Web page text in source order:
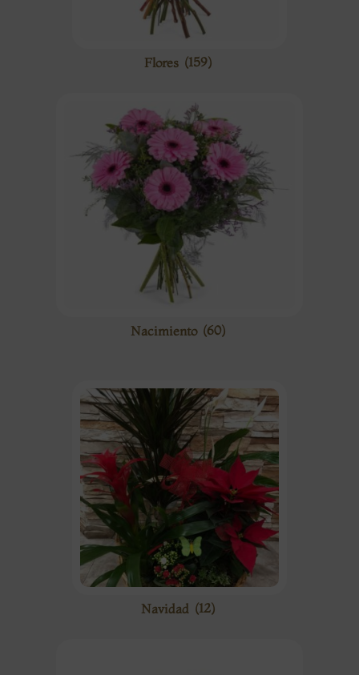
Flores (159)
Nacimiento (60)
Navidad (12)